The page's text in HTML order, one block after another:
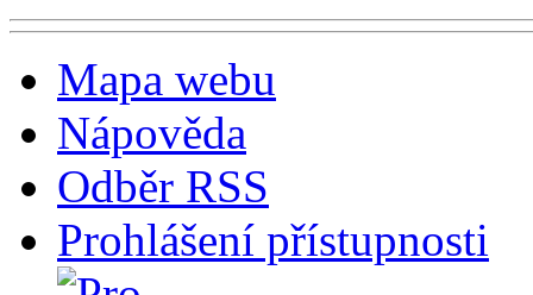
Mapa webu
Nápověda
Odběr RSS
Prohlášení přístupnosti